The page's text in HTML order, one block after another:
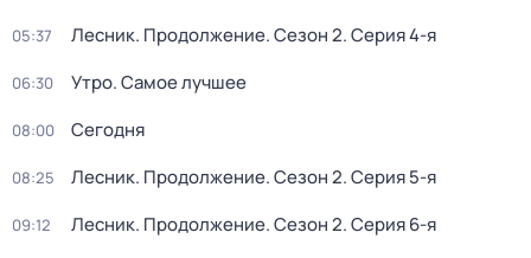
05:37 Лесник. Продолжение. Сезон 2. Серия 4-я
06:30 Утро. Самое лучшее
08:00 Сегодня
08:25 Лесник. Продолжение. Сезон 2. Серия 5-я
09:12 Лесник. Продолжение. Сезон 2. Серия 6-я